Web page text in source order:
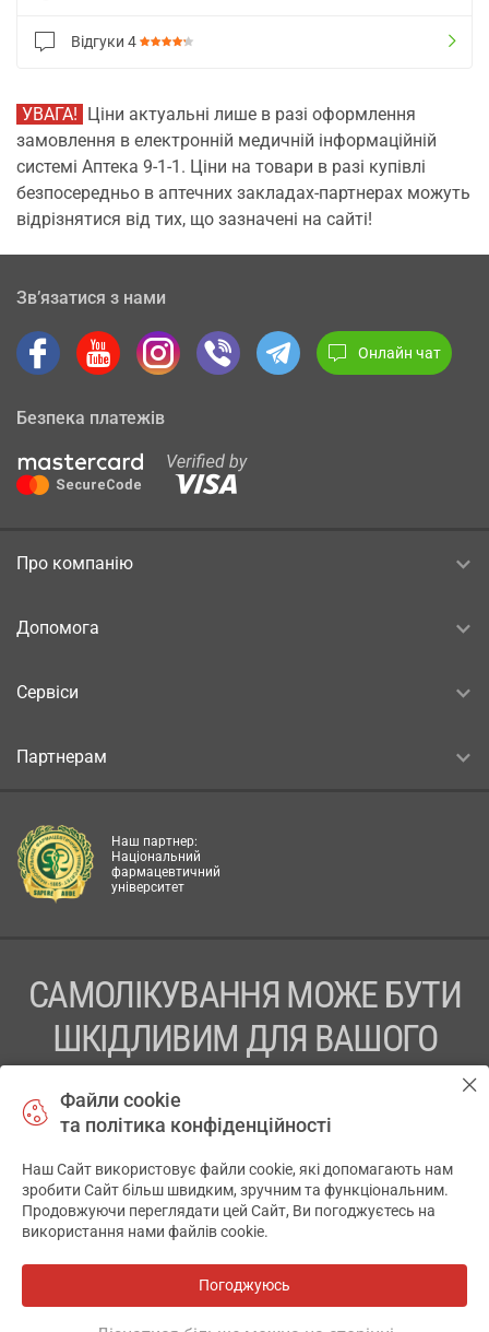
Відгуки 4
УВАГА! Ціни актуальні лише в разі оформлення
замовлення в електронній медичній інформаційній
системі Аптека 9-1-1. Ціни на товари в разі купівлі
безпосередньо в аптечних закладах-партнерах можуть
відрізнятися від тих, що зазначені на сайті!
Зв’язатися з нами
Онлайн чат
Безпека платежів
Про компанію
Допомога
Сервіси
Партнерам
Наш партнер:
Національний
фармацевтичний
університет
САМОЛІКУВАННЯ МОЖЕ БУТИ
ШКІДЛИВИМ ДЛЯ ВАШОГО
ПЕРЕД ЗАСТОСУВАННЯМ ПРЕПАРАТУ ПРОКОНСУЛЬТУЙТЕСЬ
ТОВ «АПТЕКА 911.ЮА» Код ЄДРПОУ 43631965.
Відмова від відповідальності
© 2014-2026. Медична інформаційна система АПТЕКА911.ЮА
Файли cookie
та політика конфіденційності
Наш Сайт використовує файли cookie, які допомагають нам
зробити Сайт більш швидким, зручним та функціональним.
Продовжуючи переглядати цей Сайт, Ви погоджуєтесь на
використання нами файлів cookie.
Погоджуюсь
✕